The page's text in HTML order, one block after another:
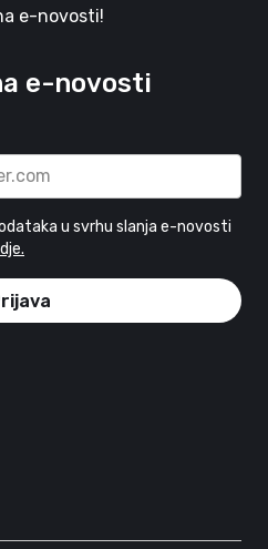
e-novosti!
e-novosti
u svrhu slanja e-novosti